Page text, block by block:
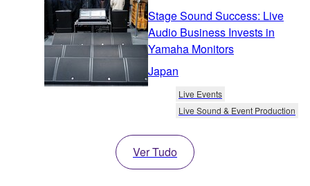
Stage Sound Success: Live
Audio Business Invests in
Yamaha Monitors
Japan
Live Events
Live Sound & Event Production
Ver Tudo